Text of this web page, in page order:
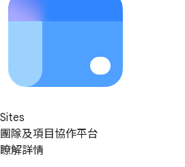
Sites
團隊及項目協作平台
瞭解詳情